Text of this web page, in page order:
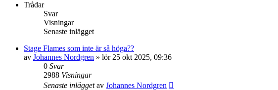
Trådar
Svar
Visningar
Senaste inlägget
Stage Flames som inte är så höga??
av Johannes Nordgren » lör 25 okt 2025, 09:36
0 Svar
2988 Visningar
Senaste inläggetav Johannes Nordgren